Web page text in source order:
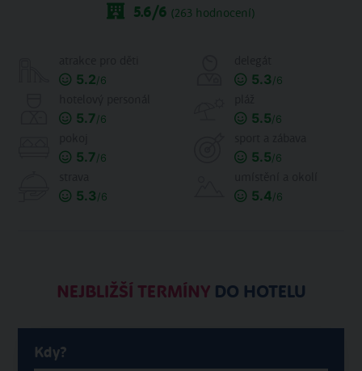
5.6/6 (263 hodnocení)
5.2/6 5.3/6
5.7/6 5.5/6
5.7/6 5.5/6
5.3/6 5.4/6
NEJBLIŽŠÍ TERMÍNYDO HOTELU
Kdy?